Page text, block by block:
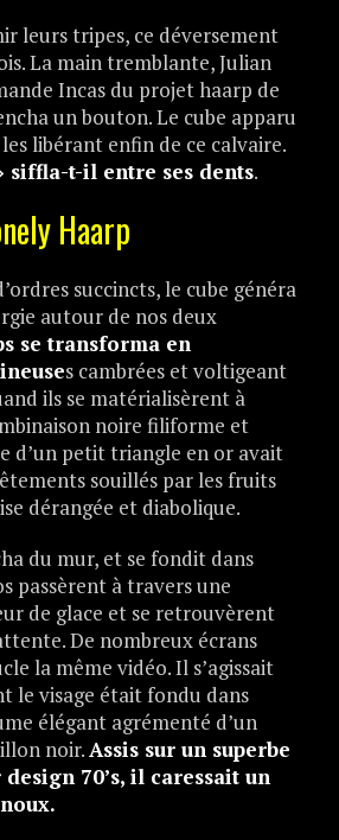
leurs tripes, ce déversement
La main tremblante, Julian
Incas du projet haarp de
un bouton. Le cube apparu
libérant enfin de ce calvaire.
siffla-t-il entre ses dents.
Haarp
succincts, le cube généra
autour de nos deux
se transforma en
s cambrées et voltigeant
ils se matérialisèrent à
noire filiforme et
d’un petit triangle en or avait
souillés par les fruits
dérangée et diabolique.
du mur, et se fondit dans
passèrent à travers une
de glace et se retrouvèrent
De nombreux écrans
la même vidéo. Il s’agissait
le visage était fondu dans
élégant agrémenté d’un
noir.Assis sur un superbe
70’s, il caressait un